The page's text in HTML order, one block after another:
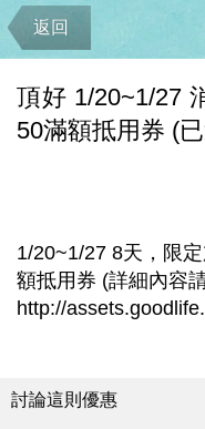
返回
頂好 1/20~1/27
50滿額抵用券 (
1/20~1/27 8天，限
額抵用券 (詳細內容
http://
討論這則優惠